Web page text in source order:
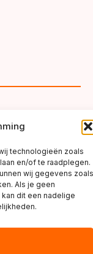
technologieën zoals
en/of te raadplegen.
wij gegevens zoals
Als je geen
dit een nadelige